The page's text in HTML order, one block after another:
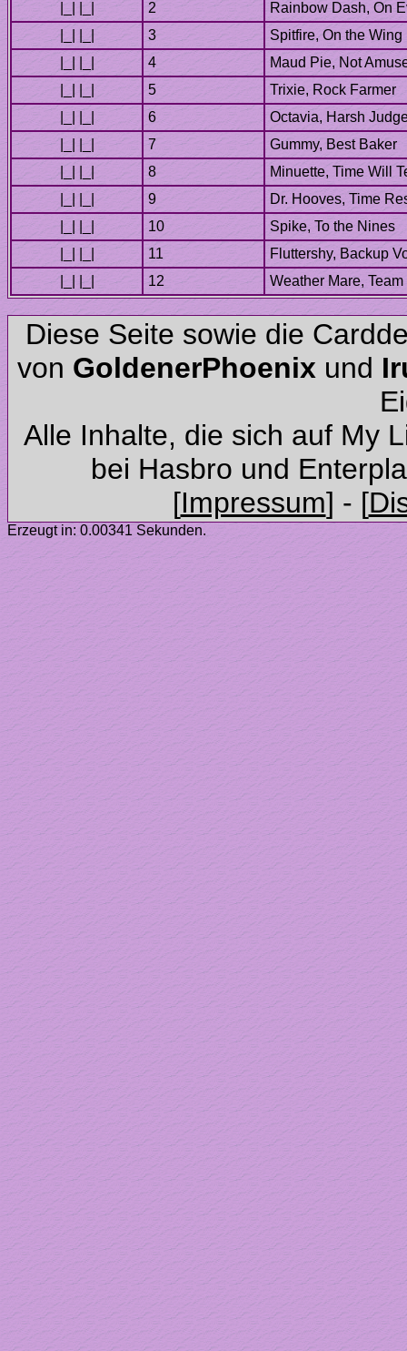
Diese Seite sowie die
von
und
Alle Inhalte, die sich auf My
Erzeugt in: 0.00341 Sekunden.